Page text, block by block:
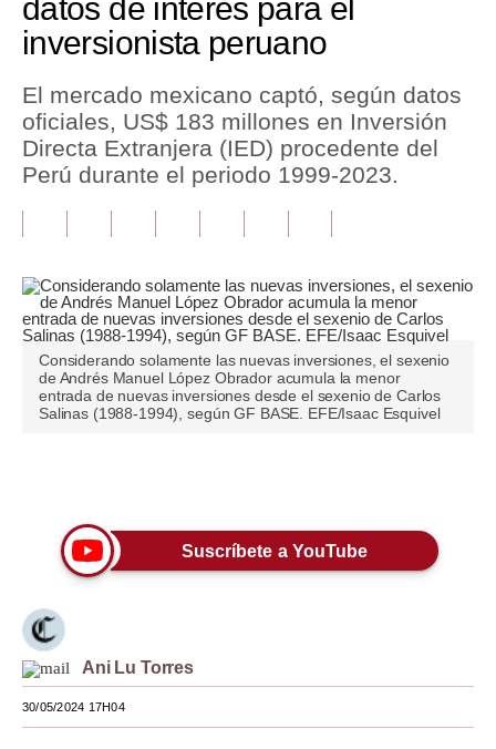
Política
Finanzas Personales
Inmobiliarias
Plus G
Editorial
Pregunta de hoy
Blogs
Viajes
Moda
Estilos
Mundo
EEUU
datos de interés para el
inversionista peruano
El mercado mexicano captó, según datos
oficiales, US$ 183 millones en Inversión
Directa Extranjera (IED) procedente del
Perú durante el periodo 1999-2023.
Considerando solamente las nuevas inversiones, el sexenio
de Andrés Manuel López Obrador acumula la menor
entrada de nuevas inversiones desde el sexenio de Carlos
Salinas (1988-1994), según GF BASE. EFE/Isaac Esquivel
Suscríbete a YouTube
Ani Lu Torres
30/05/2024 17H04